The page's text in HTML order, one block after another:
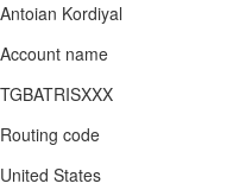
Antoian Kordiyal
Account name
TGBATRISXXX
Routing code
United States